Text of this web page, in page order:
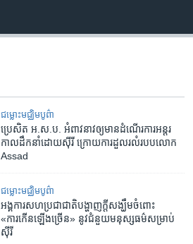
ជម្លោះមជ្ឈិមបូព៌ា
ប្រេសិត​ អ.ស.ប. ​អំពាវនាវ​ឲ្យមាន​ដំណើរការ​អន្តរ
កាល​ដឹកនាំ​ដោយ​ស៊ីរី ក្រោយ​ការ​ដួល​រលំ​របប​លោក
Assad
ជម្លោះមជ្ឈិមបូព៌ា
អង្គការ​សហប្រជាជាតិ​បង្ហាញ​ក្តី​សង្ឃឹម​ចំពោះ
«ការកើនឡើង​ច្រើន»​ នូវ​ជំនួយ​មនុស្សធម៌​សម្រាប់​
ស៊ីរី